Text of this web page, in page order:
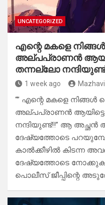
UNCATEGORIZED
എന്റെ മകളെ
അല്പപ്രാണൻ
തന്നല്ലോ
1 week ago
“” എന്റെ മകളെ
അല്പപ്രാണൻ
നന്ദിയുണ്ട്!!” ​ആ അച്ഛൻ
ദേഷ്യത്തോടെ
കാൽക്കീഴിൽ കിടന്ന
ദേഷ്യത്തോടെ
പൊലീസ് ജീപ്പിന്റെ